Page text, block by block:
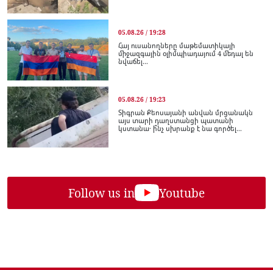
05.08.26 / 19:28
Հայ ուսանողները մաթեմատիկայի
միջազգային օլիմպիադայում 4 մեդալ են
նվաճել...
05.08.26 / 19:23
Տիգրան Քեոսայանի անվան մրցանակն
այս տարի դաղստանցի պատանի
կստանա․ ի՞նչ սխրանք է նա գործել...
Follow us in Youtube